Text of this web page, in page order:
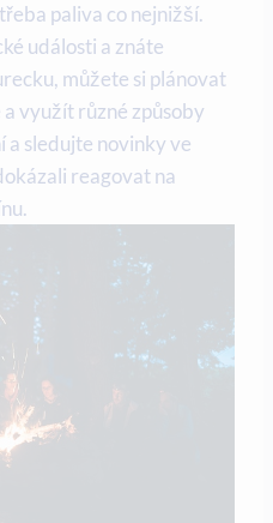
paliva co nejnižší.
události a znáte
můžete si plánovat
využít různé způsoby
a sledujte novinky ve
reagovat na